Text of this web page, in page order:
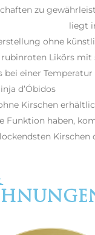
zu
liegt
ohne
Likörs
bei einer Temperatur
d’Óbidos
Kirschen
Funktion haben,
Kirschen